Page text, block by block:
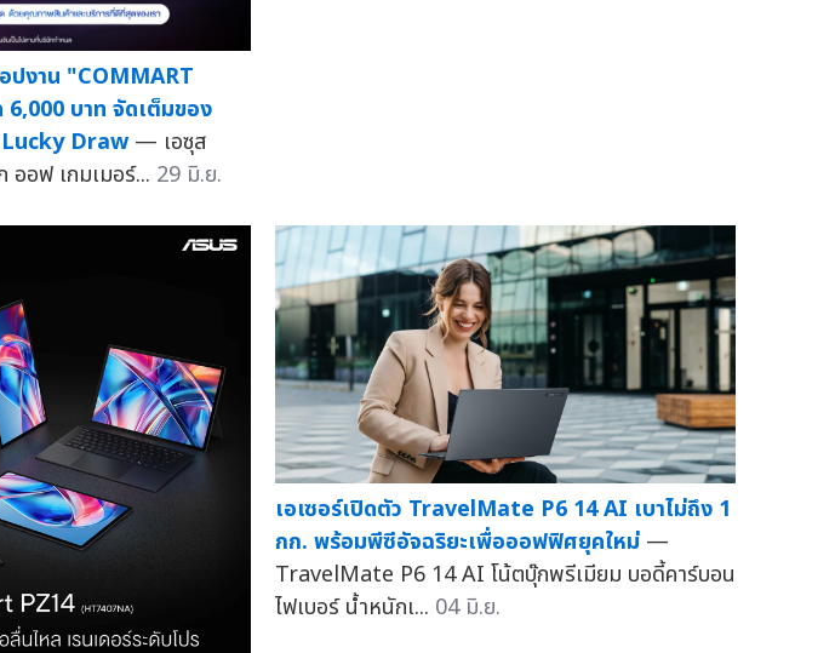
ปงาน "COMMART
บาท จัดเต็มของ
Draw — เอซุส
ออฟ เกมเมอร์... 29 มิ.ย.
เอเซอร์เปิดตัว TravelMate P6 14 AI เบาไม่ถึง 1
กก. พร้อมพีซีอัจฉริยะเพื่อออฟฟิศยุคใหม่ —
TravelMate P6 14 AI โน้ตบุ๊กพรีเมียม บอดี้คาร์บอน
ไฟเบอร์ น้ำหนักเ... 04 มิ.ย.